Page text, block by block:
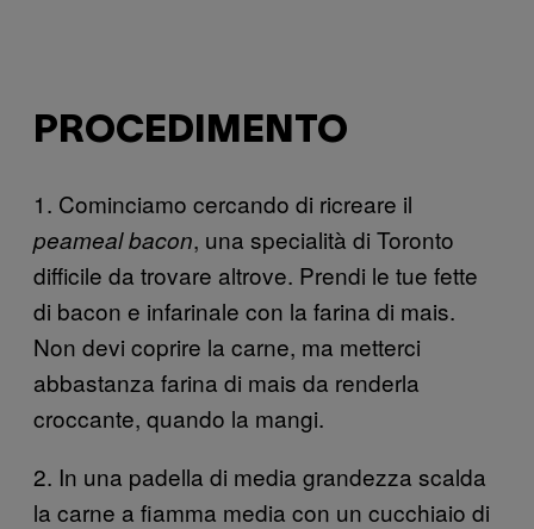
PROCEDIMENTO
1. Cominciamo cercando di ricreare il
peameal bacon, una specialità di Toronto
difficile da trovare altrove. Prendi le tue fette
di bacon e infarinale con la farina di mais.
Non devi coprire la carne, ma metterci
abbastanza farina di mais da renderla
croccante, quando la mangi.
2. In una padella di media grandezza scalda
la carne a fiamma media con un cucchiaio di